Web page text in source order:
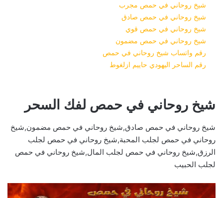
شيخ روحاني في حمص مجرب
شيخ روحاني في حمص صادق
شيخ روحاني في حمص قوي
شيخ روحاني في حمص مضمون
رقم واتساب شيخ روحاني في حمص
رقم الساحر اليهودي حاييم ازلغوط
شيخ روحاني في حمص لفك السحر
شيخ روحاني في حمص صادق,شيخ روحاني في حمص مضمون,شيخ
روحاني في حمص لجلب المحبة,شيخ روحاني في حمص لجلب
الرزق,شيخ روحاني في حمص لجلب المال,شيخ روحاني في حمص
لجلب الحبيب